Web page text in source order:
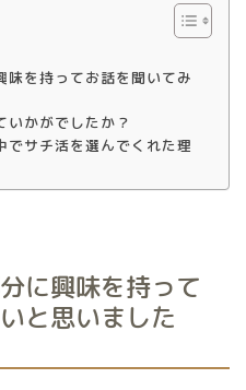
味を持ってお話を聞いてみ
いかがでしたか？
でサチ活を選んでくれた理
に興味を持って
と思いました